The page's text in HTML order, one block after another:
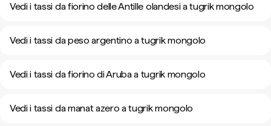
Vedi i tassi da fiorino delle Antille olandesi a tugrik mongolo
Vedi i tassi da peso argentino a tugrik mongolo
Vedi i tassi da fiorino di Aruba a tugrik mongolo
Vedi i tassi da manat azero a tugrik mongolo